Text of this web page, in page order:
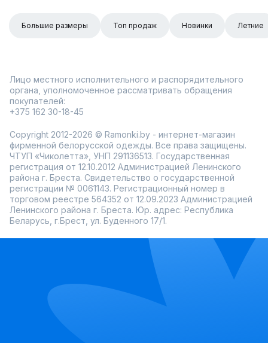
Большие размеры Топ продаж Новинки Летние
Лицо местного исполнительного и распорядительного
органа, уполномоченное рассматривать обращения
покупателей:
+375 162 30-18-45
Copyright 2012-2026 © Ramonki.by - интернет-магазин
фирменной белорусской одежды. Все права защищены.
ЧТУП «Чиколетта», УНП 291136513. Государственная
регистрация от 12.10.2012 Администрацией Ленинского
района г. Бреста. Свидетельство о государственной
регистрации № 0061143. Регистрационный номер в
торговом реестре 564352 от 12.09.2023 Администрацией
Ленинского района г. Бреста. Юр. адрес: Республика
Беларусь, г.Брест, ул. Буденного 17/1.